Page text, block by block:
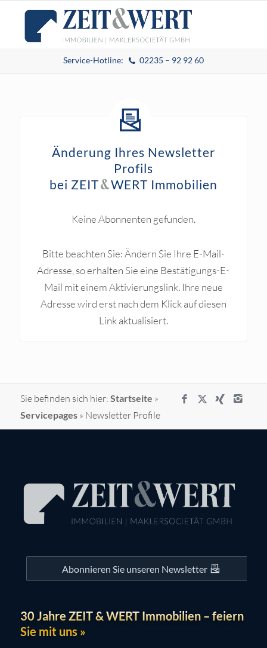
Service-Hotline: 02235 – 92 92 60
Änderung Ihres Newsletter
Profils
bei ZEIT&WERT Immobilien
Keine Abonnenten gefunden.
Bitte beachten Sie: Ändern Sie Ihre E-Mail-
Adresse, so erhalten Sie eine Bestätigungs-E-
Mail mit einem Aktivierungslink. Ihre neue
Adresse wird erst nach dem Klick auf diesen
Link aktualisiert.
Sie befinden sich hier: Startseite »
Servicepages» Newsletter Profile
Abonnieren Sie unseren Newsletter
30 Jahre ZEIT & WERT Immobilien – feiern
Sie mit uns »